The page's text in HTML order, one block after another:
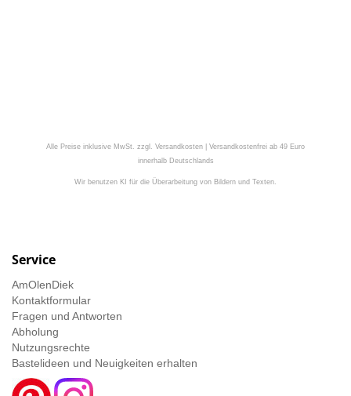
Alle Preise inklusive MwSt. zzgl. Versandkosten | Versandkostenfrei ab 49 Euro
innerhalb Deutschlands
Wir benutzen KI für die Überarbeitung von Bildern und Texten.
Service
AmOlenDiek
Kontaktformular
Fragen und Antworten
Abholung
Nutzungsrechte
Bastelideen und Neuigkeiten erhalten